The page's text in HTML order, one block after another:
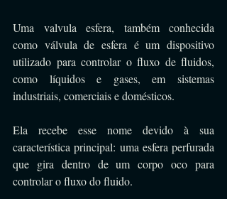
Uma valvula esfera, também conhecida
como válvula de esfera é um dispositivo
utilizado para controlar o fluxo de fluidos,
como líquidos e gases, em sistemas
industriais, comerciais e domésticos.
Ela recebe esse nome devido à sua
característica principal: uma esfera perfurada
que gira dentro de um corpo oco para
controlar o fluxo do fluido.